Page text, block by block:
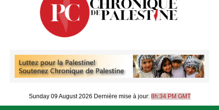
Sunday 09 August 2026 Dernière mise à jour: 8h:34 PM GMT